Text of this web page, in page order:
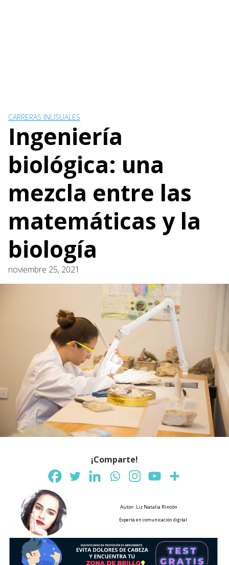
CARRERAS INUSUALES
Ingeniería
biológica: una
mezcla entre las
matemáticas y la
biología
noviembre 25, 2021
¡Comparte!
Autor: Liz Natalia Rincón
Experta en comunicación digital